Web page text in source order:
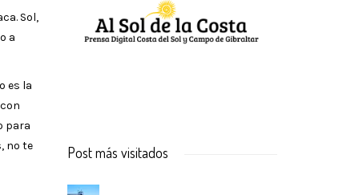
Sol,
a
es la
para
no te
Post más visitados